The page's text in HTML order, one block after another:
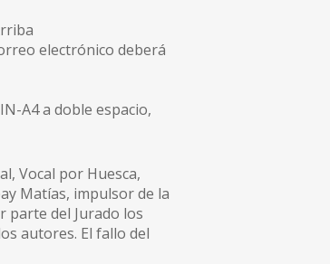
electrónico deberá
A4 a doble espacio,
Vocal por Huesca,
Matías, impulsor de la
parte del Jurado los
autores. El fallo del